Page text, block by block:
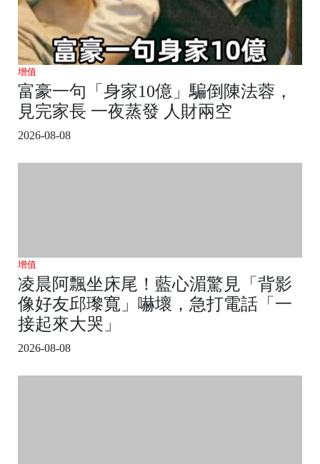
增值
富豪一句「身家10億」騙倒陳法蓉，
見完家長 一夜蒸發 人財兩空
2026-08-08
增值
凌晨阿飄坐床尾！藍心湄驚見「背影
像好友邱瓈寬」嚇壞，急打電話「一
接起來大哭」
2026-08-08